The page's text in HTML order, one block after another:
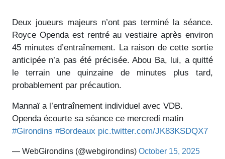
Deux joueurs majeurs n’ont pas terminé la séance.
Royce Openda est rentré au vestiaire après environ
45 minutes d’entraînement. La raison de cette sortie
anticipée n’a pas été précisée. Abou Ba, lui, a quitté
le terrain une quinzaine de minutes plus tard,
probablement par précaution.
Mannaï a l’entraînement individuel avec VDB.
Openda écourte sa séance ce mercredi matin
#Girondins #Bordeaux pic.twitter.com/JK83KSDQX7
— WebGirondins (@webgirondins) October 15, 2025